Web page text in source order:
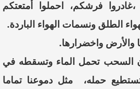
فرشكم، احملوا أمتعتكم
الطلق ونسمات الهواء الباردة.
والأرض واخضرارها.
السحب تحمل الماء وتسقطه في
حمله، مثل دموعنا تماما